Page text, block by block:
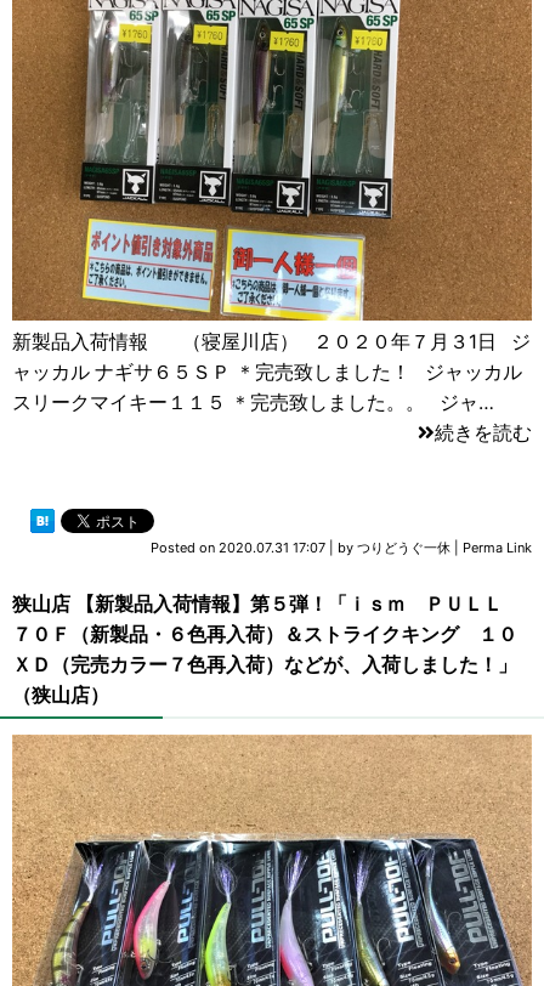
新製品入荷情報 （寝屋川店） ２０２０年７月３1日 ジ
ャッカル ナギサ６５ＳＰ ＊完売致しました！ ジャッカル
スリークマイキー１１５ ＊完売致しました。。 ジャ…
続きを読む
Posted on 2020.07.31 17:07 by つりどうぐ一休 Perma Link
狭山店 【新製品入荷情報】第５弾！「ｉｓｍ ＰＵＬＬ
７０Ｆ（新製品・６色再入荷）＆ストライクキング １０
ＸＤ（完売カラー７色再入荷）などが、入荷しました！」
（狭山店）